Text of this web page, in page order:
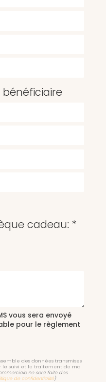
cadeau: *
vous sera envoyé
pour le règlement
des données transmises
le suivi et le traitement de ma
ne sera faite des
de confidentialité)